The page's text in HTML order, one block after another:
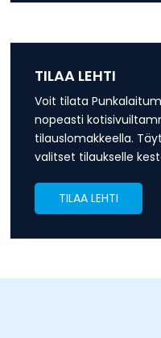
TILAA LEHTI
Voit tilata
nopeasti
tilauslomakkeella.
valitset tilaukselle
TILAA LEHTI